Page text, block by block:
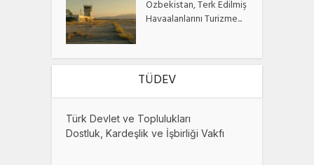
Özbekistan, Terk Edilmiş
Havaalanlarını Turizme...
TÜDEV
Türk Devlet ve Toplulukları
Dostluk, Kardeşlik ve İşbirliği Vakfı